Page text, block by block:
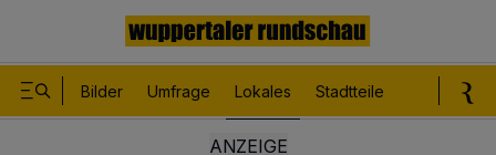
Bilder Umfrage Lokales Stadtteile